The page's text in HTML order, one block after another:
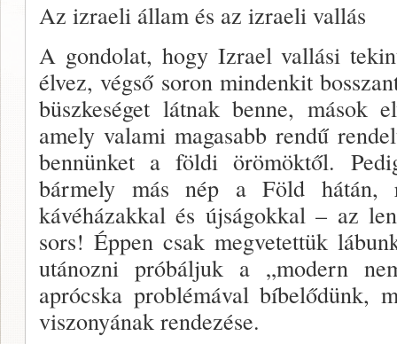
Az izraeli állam és az izraeli vallás
A gondolat, hogy Izrael vallási
élvez, végső soron mindenkit
büszkeséget lát­nak benne, mások
amely valami magasabb ren­dű
bennünket a földi örömöktől.
bármely más nép a Föld hátán,
kávéházakkal és újságokkal – az
sors! Éppen csak megvetettük
utánozni próbáljuk a „modern
aprócska problémával bíbelődünk,
viszonyának rendezése.